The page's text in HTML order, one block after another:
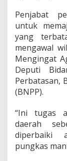
Penjabat
untuk
yang
mengawal
Mengingat
Deputi
Perbatasan,
(BNPP).
“Ini tugas
daerah
diperbaiki
pungkas